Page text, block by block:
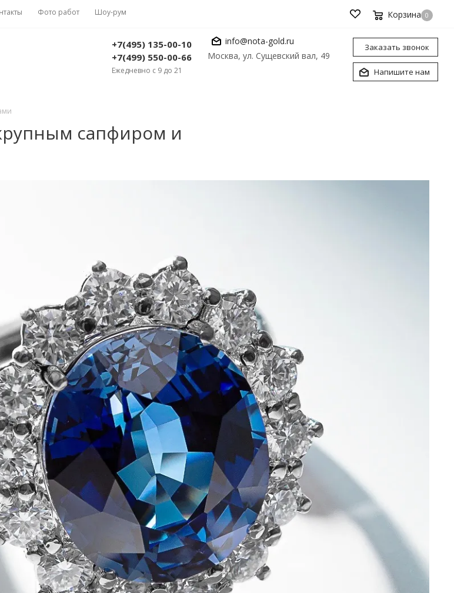
Фото работ Шоу-рум Корзина 0
+7(495) 135-00-10
+7(499) 550-00-66
Ежедневно с 9 до 21
info@nota-gold.ru
Москва, ул. Сущевский вал, 49
Заказать звонок
Напишите нам
сапфиром и